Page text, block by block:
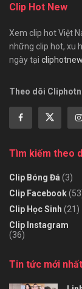
Clip Hot New
Xem clip hot Việt
những clip hot, xu
ngày tại cliphotnew
Theo dõi
Tìm kiếm theo
Clip Bóng Đá (3)
Clip Facebook
Clip Học Sinh (21)
Clip Instagram
(36)
Tin tức mới nhất